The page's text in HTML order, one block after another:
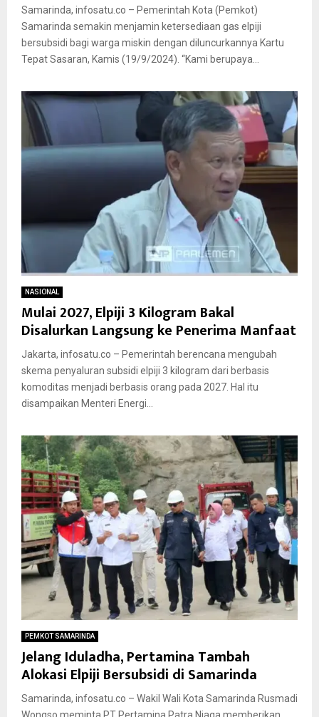
Samarinda, infosatu.co – Pemerintah Kota (Pemkot)
Samarinda semakin menjamin ketersediaan gas elpiji
bersubsidi bagi warga miskin dengan diluncurkannya Kartu
Tepat Sasaran, Kamis (19/9/2024). “Kami berupaya...
NASIONAL
Mulai 2027, Elpiji 3 Kilogram Bakal
Disalurkan Langsung ke Penerima Manfaat
Jakarta, infosatu.co – Pemerintah berencana mengubah
skema penyaluran subsidi elpiji 3 kilogram dari berbasis
komoditas menjadi berbasis orang pada 2027. Hal itu
disampaikan Menteri Energi...
PEMKOT SAMARINDA
Jelang Iduladha, Pertamina Tambah
Alokasi Elpiji Bersubsidi di Samarinda
Samarinda, infosatu.co – Wakil Wali Kota Samarinda Rusmadi
Wongso meminta PT Pertamina Patra Niaga memberikan